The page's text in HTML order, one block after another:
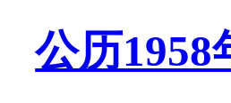
公历1958